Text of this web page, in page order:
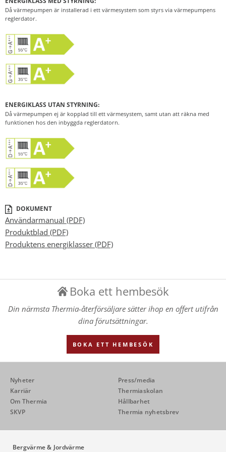
Då värmepumpen är installerad i ett värmesystem som styrs via värmepumpens
reglerdator.
ENERGIKLASS UTAN STYRNING:
Då värmepumpen ej är kopplad till ett värmesystem, samt utan att räkna med
funktionen hos den inbyggda reglerdatorn.
DOKUMENT
Användarmanual (PDF)
Produktblad (PDF)
Produktens energiklasser (PDF)
Boka ett hembesök
Din närmsta Thermia-återförsäljare sätter ihop en offert utifrån
dina förutsättningar.
BOKA ETT HEMBESÖK
Nyheter
Press/media
Karriär
Thermiaskolan
Om Thermia
Hållbarhet
SKVP
Thermia nyhetsbrev
Bergvärme & Jordvärme